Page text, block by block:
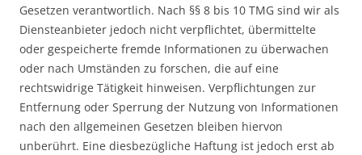
Gesetzen verantwortlich. Nach §§ 8 bis 10 TMG sind wir als
Diensteanbieter jedoch nicht verpflichtet, übermittelte
oder gespeicherte fremde Informationen zu überwachen
oder nach Umständen zu forschen, die auf eine
rechtswidrige Tätigkeit hinweisen. Verpflichtungen zur
Entfernung oder Sperrung der Nutzung von Informationen
nach den allgemeinen Gesetzen bleiben hiervon
unberührt. Eine diesbezügliche Haftung ist jedoch erst ab